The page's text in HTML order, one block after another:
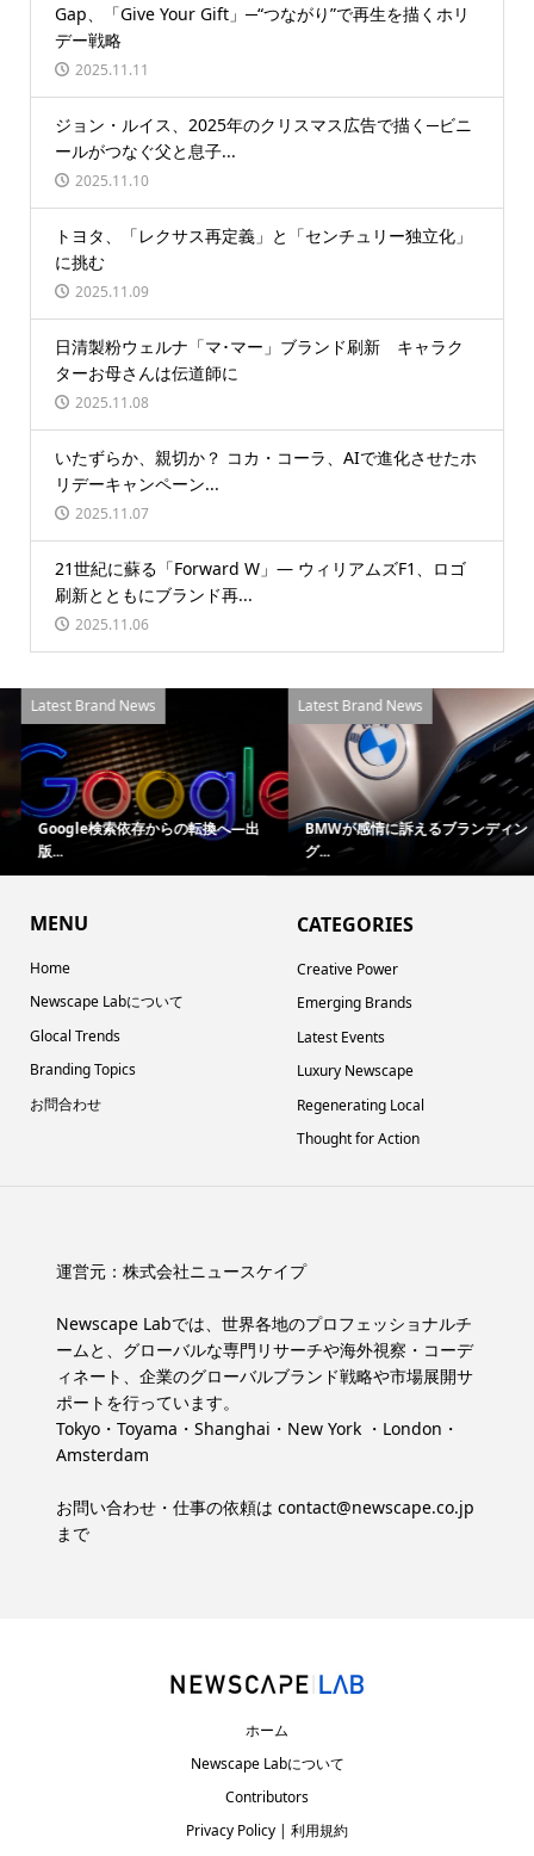
Gap、「Give Your Gift」─“つながり”で再生を描くホリ
デー戦略
2025.11.11
ジョン・ルイス、2025年のクリスマス広告で描く─ビニ
ールがつなぐ父と息子...
2025.11.10
トヨタ、「レクサス再定義」と「センチュリー独立化」
に挑む
2025.11.09
日清製粉ウェルナ「マ･マー」ブランド刷新 キャラク
ターお母さんは伝道師に
2025.11.08
いたずらか、親切か？ コカ・コーラ、AIで進化させたホ
リデーキャンペーン...
2025.11.07
21世紀に蘇る「Forward W」― ウィリアムズF1、ロゴ
刷新とともにブランド再...
2025.11.06
Latest Brand News
Google検索依存からの転換へ―出
版...
Latest Brand News
BMWが感情に訴えるブランディン
グ...
MENU
Home
Newscape Labについて
Glocal Trends
Branding Topics
お問合わせ
CATEGORIES
Creative Power
Emerging Brands
Latest Events
Luxury Newscape
Regenerating Local
Thought for Action
運営元： 株式会社ニュースケイプ
Newscape Labでは、世界各地のプロフェッショナルチ
ームと、グローバルな専門リサーチや海外視察・コーデ
ィネート、企業のグローバルブランド戦略や市場展開サ
ポートを行っています。
Tokyo・Toyama・Shanghai・New York ・London・
Amsterdam
お問い合わせ・仕事の依頼は contact@newscape.co.jp
まで
ホーム
Newscape Labについて
Contributors
Privacy Policy | 利用規約